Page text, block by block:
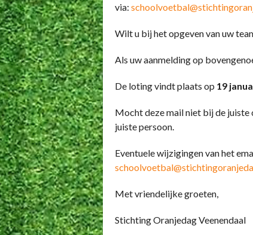
via:
Wilt u bij het opgeven van uw
Als uw aanmelding op
De loting vindt plaats op 19
Mocht deze mail niet bij de
juiste persoon.
Eventuele wijzigingen van het
Met vriendelijke groeten,
Stichting Oranjedag Veenendaal